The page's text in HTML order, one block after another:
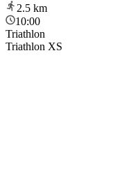
2.5 km
10:00
Triathlon
Triathlon XS